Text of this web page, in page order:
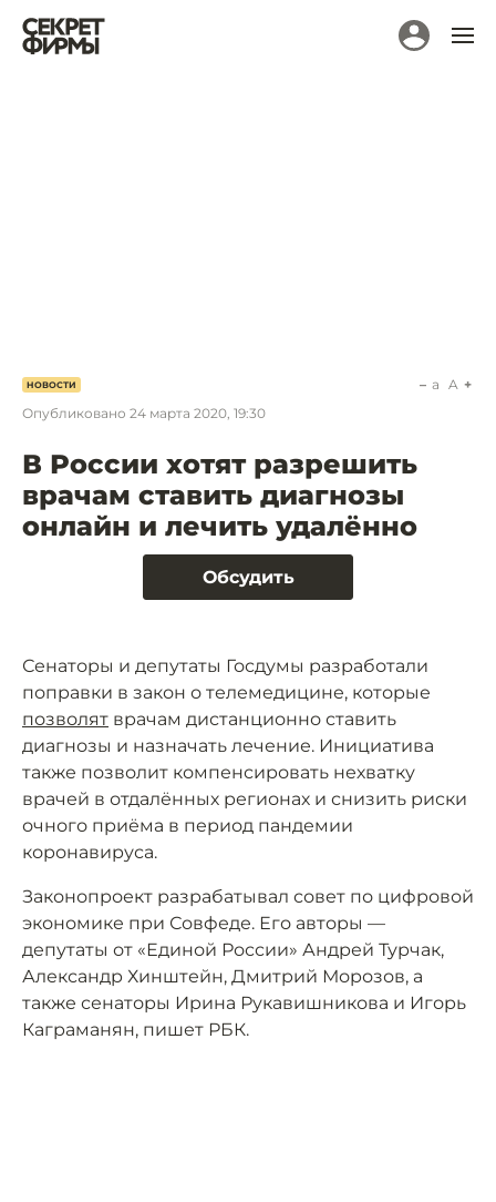
НОВОСТИ
Опубликовано 24 марта 2020, 19:30
a A
В России хотят разрешить
врачам ставить диагнозы
онлайн и лечить удалённо
Обсудить
Сенаторы и депутаты Госдумы разработали
поправки в закон о телемедицине, которые
позволят врачам дистанционно ставить
диагнозы и назначать лечение. Инициатива
также позволит компенсировать нехватку
врачей в отдалённых регионах и снизить риски
очного приёма в период пандемии
коронавируса.
Законопроект разрабатывал совет по цифровой
экономике при Совфеде. Его авторы —
депутаты от «Единой России» Андрей Турчак,
Александр Хинштейн, Дмитрий Морозов, а
также сенаторы Ирина Рукавишникова и Игорь
Каграманян, пишет РБК.